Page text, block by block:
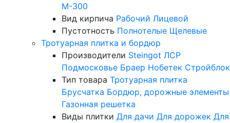
М-300
Вид кирпича Рабочий Лицевой
Пустотность Полнотелые Щелевые
Тротуарная плитка и бордюр
Производители Steingot ЛСР
Подмосковье Браер Нобетек Стройблок
Тип товара Тротуарная плитка
Брусчатка Бордюр, дорожные элементы
Газонная решетка
Виды плитки Для дачи Для дорожек Для